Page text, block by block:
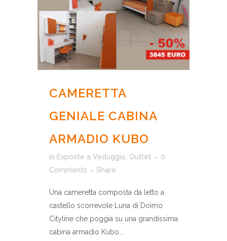
CAMERETTA
GENIALE CABINA
ARMADIO KUBO
in Esposte a Veduggio Outlet
0
Comments
Share
Una cameretta composta da letto a
castello scorrevole Luna di Doimo
Cityline che poggia su una grandissima
cabina armadio Kubo...